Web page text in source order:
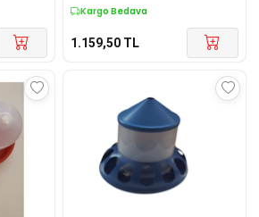
Kargo Bedava
1.159,50 TL